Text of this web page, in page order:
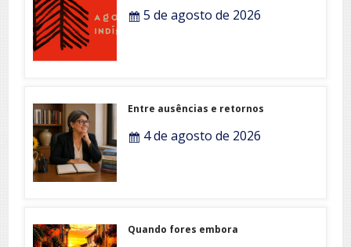
5 de agosto de 2026
Entre ausências e retornos
4 de agosto de 2026
Quando fores embora